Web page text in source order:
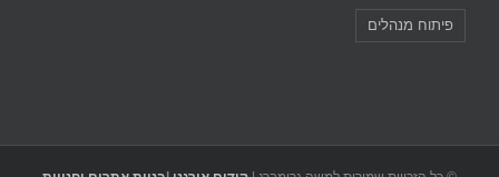
פיתוח מנהלים